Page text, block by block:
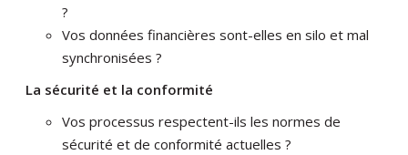
?
Vos données financières sont-elles en silo et mal
synchronisées ?
La sécurité et la conformité
Vos processus respectent-ils les normes de
sécurité et de conformité actuelles ?